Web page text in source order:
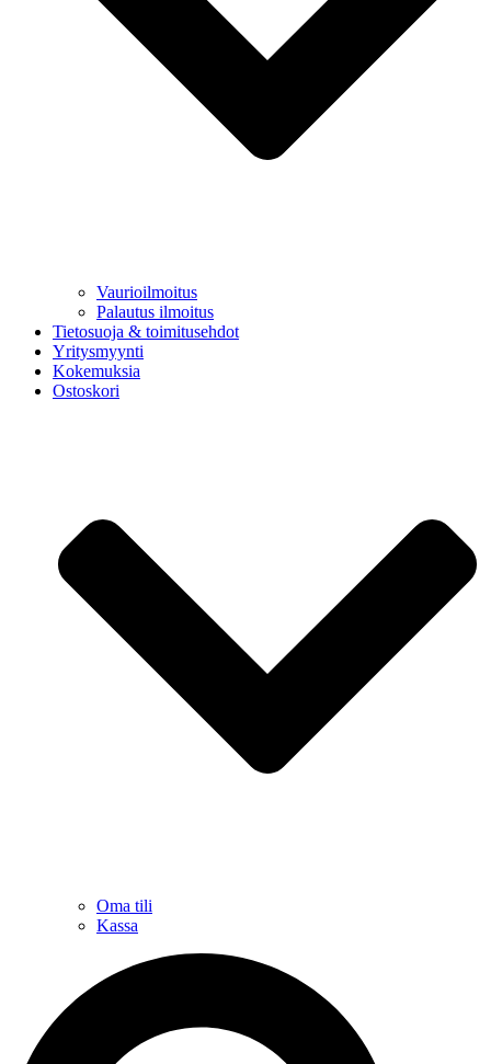
Vaurioilmoitus
Palautus ilmoitus
Tietosuoja & toimitusehdot
Yritysmyynti
Kokemuksia
Ostoskori
Oma tili
Kassa